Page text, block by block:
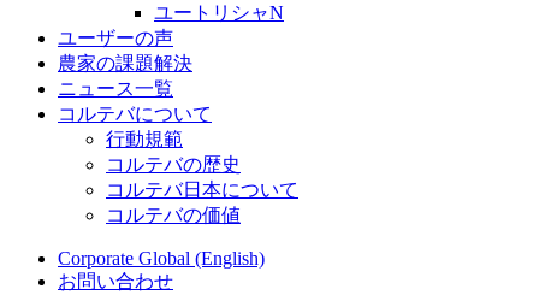
ユートリシャN
ユーザーの声
農家の課題解決
ニュース一覧
コルテバについて
行動規範
コルテバの歴史
コルテバ日本について
コルテバの価値
Corporate Global (English)
お問い合わせ